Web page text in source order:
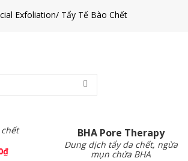
Exfoliation/ Tẩy Tế Bào Chết
₫
BHA Pore Therapy
Dung dịch tẩy da chết, ngừa
mụn chứa BHA